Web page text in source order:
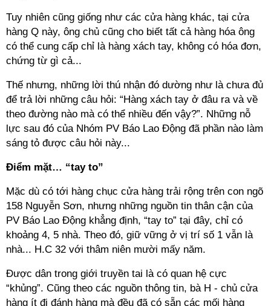
Tuy nhiên cũng giống như các cửa hàng khác, tại cửa
hàng Q này, ông chủ cũng cho biết tất cả hàng hóa ông
có thể cung cấp chỉ là hàng xách tay, không có hóa đơn,
chứng từ gì cả...
Thế nhưng, những lời thú nhận đó dường như là chưa đủ
để trả lời những câu hỏi: “Hàng xách tay ở đâu ra và về
theo đường nào mà có thể nhiều đến vậy?”. Những nỗ
lực sau đó của Nhóm PV Báo Lao Động đã phần nào làm
sáng tỏ được câu hỏi này...
Điểm mặt… “tay to”
Mặc dù có tới hàng chục cửa hàng trải rộng trên con ngõ
158 Nguyễn Sơn, nhưng những nguồn tin thân cận của
PV Báo Lao Động khẳng định, “tay to” tại đây, chỉ có
khoảng 4, 5 nhà. Theo đó, giữ vững ở vị trí số 1 vẫn là
nhà... H.C 32 với thâm niên mười mấy năm.
Được dân trong giới truyền tai là có quan hệ cực
“khủng”. Cũng theo các nguồn thông tin, bà H - chủ cửa
hàng ít đi đánh hàng mà đều đã có sẵn các mối hàng